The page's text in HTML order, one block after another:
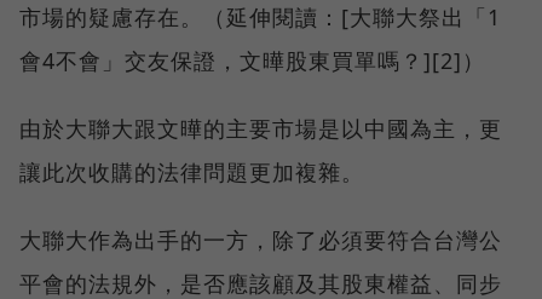
市場的疑慮存在。（延伸閱讀：[大聯大祭出「1
會4不會」交友保證，文曄股東買單嗎？][2]）
由於大聯大跟文曄的主要市場是以中國為主，更
讓此次收購的法律問題更加複雜。
大聯大作為出手的一方，除了必須要符合台灣公
平會的法規外，是否應該顧及其股東權益、同步